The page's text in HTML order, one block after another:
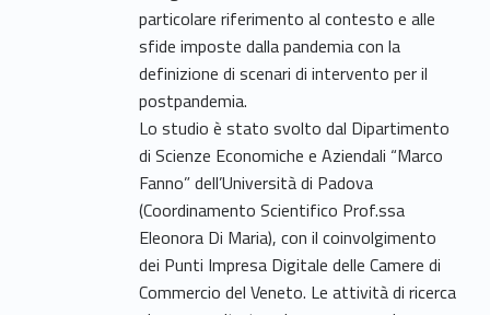
particolare riferimento al contesto e alle
sfide imposte dalla pandemia con la
definizione di scenari di intervento per il
postpandemia.
Lo studio è stato svolto dal Dipartimento
di Scienze Economiche e Aziendali “Marco
Fanno” dell’Università di Padova
(Coordinamento Scientifico Prof.ssa
Eleonora Di Maria), con il coinvolgimento
dei Punti Impresa Digitale delle Camere di
Commercio del Veneto. Le attività di ricerca